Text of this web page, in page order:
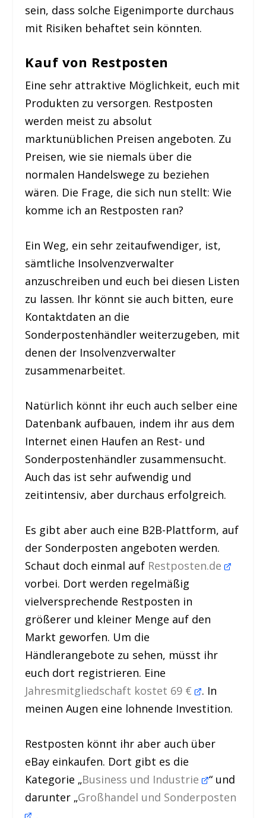
sein, dass solche Eigenimporte durchaus
mit Risiken behaftet sein könnten.
Kauf von Restposten
Eine sehr attraktive Möglichkeit, euch mit
Produkten zu versorgen. Restposten
werden meist zu absolut
marktunüblichen Preisen angeboten. Zu
Preisen, wie sie niemals über die
normalen Handelswege zu beziehen
wären. Die Frage, die sich nun stellt: Wie
komme ich an Restposten ran?
Ein Weg, ein sehr zeitaufwendiger, ist,
sämtliche Insolvenzverwalter
anzuschreiben und euch bei diesen Listen
zu lassen. Ihr könnt sie auch bitten, eure
Kontaktdaten an die
Sonderpostenhändler weiterzugeben, mit
denen der Insolvenzverwalter
zusammenarbeitet.
Natürlich könnt ihr euch auch selber eine
Datenbank aufbauen, indem ihr aus dem
Internet einen Haufen an Rest- und
Sonderpostenhändler zusammensucht.
Auch das ist sehr aufwendig und
zeitintensiv, aber durchaus erfolgreich.
Es gibt aber auch eine B2B-Plattform, auf
der Sonderposten angeboten werden.
Schaut doch einmal auf Restposten.de
vorbei. Dort werden regelmäßig
vielversprechende Restposten in
größerer und kleiner Menge auf den
Markt geworfen. Um die
Händlerangebote zu sehen, müsst ihr
euch dort registrieren. Eine
Jahresmitgliedschaft kostet 69 € . In
meinen Augen eine lohnende Investition.
Restposten könnt ihr aber auch über
eBay einkaufen. Dort gibt es die
Kategorie „Business und Industrie “ und
darunter „Großhandel und Sonderposten